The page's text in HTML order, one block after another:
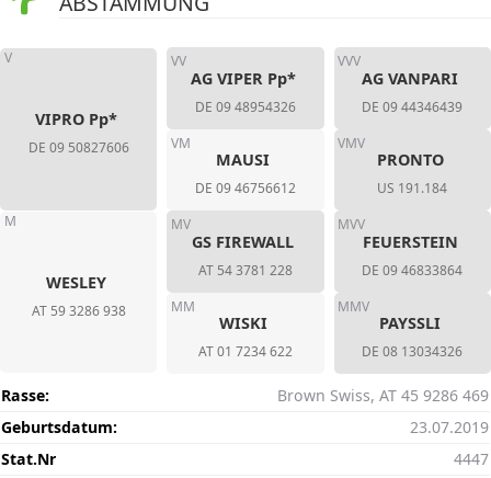
V
VIPRO Pp*
DE 09 50827606
VV
AG VIPER Pp*
DE 09 48954326
VM
MAUSI
DE 09 46756612
VVV
AG VANPARI
DE 09 44346439
VMV
PRONTO
US 191.184
M
WESLEY
AT 59 3286 938
MV
GS FIREWALL
AT 54 3781 228
MM
WISKI
AT 01 7234 622
MVV
FEUERSTEIN
DE 09 46833864
MMV
PAYSSLI
DE 08 13034326
Rasse:
Brown Swiss, AT 45 9286 469
Geburtsdatum:
23.07.2019
Stat.Nr
4447